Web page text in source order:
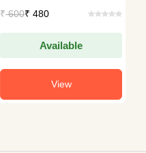
₹600₹ 480
Available
View